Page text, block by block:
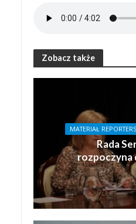
Zobacz także
MATERIAŁ
Rada
rozpoczyna